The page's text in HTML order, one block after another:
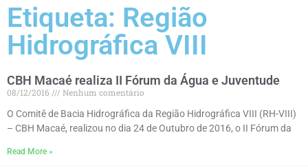
Etiqueta: Região
Hidrográfica VIII
CBH Macaé realiza II Fórum da Água e Juventude
08/12/2016
Nenhum comentário
O Comitê de Bacia Hidrográfica da Região Hidrográfica VIII (RH-VIII)
– CBH Macaé, realizou no dia 24 de Outubro de 2016, o II Fórum da
Read More »